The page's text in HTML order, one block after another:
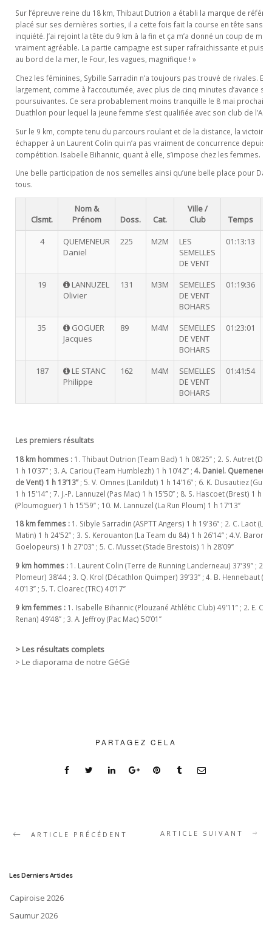
Sur l’épreuve reine du 18 km, Thibaut Dutrion a établi la marque de
placé sur ses dernières sorties, il a cette fois fait la course en tête sans
inquiété. J’ai rejoint la tête du 9 km à la fin et ça m’a donné un coup de
vraiment agréable. La partie campagne est super rafraichissante et puis
au bord de la mer, le Four, les vagues, magnifique ! »
Chez les féminines, Sybille Sarradin n’a toujours pas trouvé de rivales.
largement, comme à l’accoutumée, avec plus de cinq minutes d’avance
poursuivantes. Ce sera probablement moins tranquille le 8 mai prochain
Duathlon pour lequel la jeune femme s’est qualifiée avec son club de
Sur le 9 km, compte tenu du parcours roulant et de la distance, la victoire
échapper à un Laurent Colin qui n’a pas vraiment de concurrence depuis
compétition. Isabelle Bihannic, quant à elle, s’impose chez les femmes.
Une belle participation de nos semelles ainsi qu’une belle place pour
tous.
Clsmt.
Nom &
Prénom
Doss. Cat.
Ville /
Club
Temps
4
QUEMENEUR
Daniel
225 M2M
LES
SEMELLES
DE VENT
01:13:13
19
LANNUZEL
Olivier
131 M3M
SEMELLES
DE VENT
BOHARS
01:19:36
35
GOGUER
Jacques
89 M4M
SEMELLES
DE VENT
BOHARS
01:23:01
187
LE STANC
Philippe
162 M4M
SEMELLES
DE VENT
BOHARS
01:41:54
Les premiers résultats
18 km hommes : 1. Thibaut Dutrion (Team Bad) 1 h 08’25’’ ; 2. S. Autret
1 h 10’37’’ ; 3. A. Cariou (Team Humblezh) 1 h 10’42’’ ; 4. Daniel. Quemeneur
de Vent) 1 h 13’13’’ ; 5. V. Omnes (Lanildut) 1 h 14’16’’ ; 6. K. Dusautiez
1 h 15’14’’ ; 7. J.-P. Lannuzel (Pas Mac) 1 h 15’50’’ ; 8. S. Hascoet (Brest) 1 h
(Ploumoguer) 1 h 15’59’’ ; 10. M. Lannuzel (La Run Ploum) 1 h 17’13’’
18 km femmes : 1. Sibyle Sarradin (ASPTT Angers) 1 h 19’36’’ ; 2. C. Laot
Matin) 1 h 24’52’’ ; 3. S. Kerouanton (La Team du 84) 1 h 26’14’’ ; 4.V. Baron
Goelopeurs) 1 h 27’03’’ ; 5. C. Musset (Stade Brestois) 1 h 28’09’’
9 km hommes : 1. Laurent Colin (Terre de Running Landerneau) 37’39’’ ;
Plomeur) 38’44 ; 3. Q. Krol (Décathlon Quimper) 39’33’’ ; 4. B. Hennebaut
40’13’’ ; 5. T. Cloarec (TRC) 40’17’’
9 km femmes : 1. Isabelle Bihannic (Plouzané Athlétic Club) 49’11’’ ; 2. E.
Renan) 49’48’’ ; 3. A. Jeffroy (Pac Mac) 50’01’’
> Les résultats complets
> Le diaporama de notre GéGé
PARTAGEZ CELA
ARTICLE PRÉCÉDENT ARTICLE SUIVANT
Les Derniers Articles
Capiroise 2026
Saumur 2026